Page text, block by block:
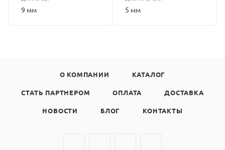
9 мм 5 мм
О КОМПАНИИ КАТАЛОГ
СТАТЬ ПАРТНЕРОМ ОПЛАТА ДОСТАВКА
НОВОСТИ БЛОГ КОНТАКТЫ